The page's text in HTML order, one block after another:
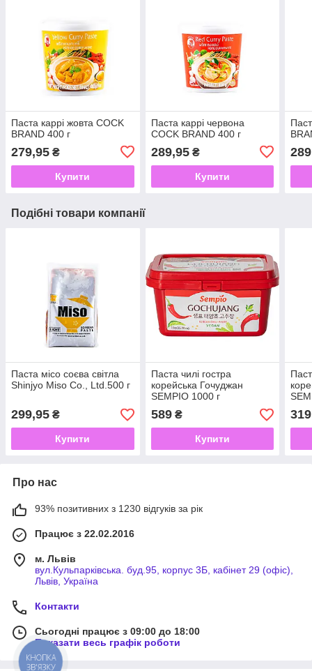
Паста каррі жовта COCK
BRAND 400 г
279,95 ₴
Купити
Паста каррі червона
COCK BRAND 400 г
289,95₴
Купити
Подібні товари компанії
Паста місо соєва світла
Shinjyo Miso Co., Ltd.500 г
299,95 ₴
Купити
Паста чилі гостра
корейська Гочуджан
SEMPIO 1000 г
589₴
Купити
Про нас
93% позитивних з 1230 відгуків за рік
Працює з 22.02.2016
м. Львів
вул.Кульпарківська. буд.95, корпус 3Б, кабінет 29 (офіс),
Львів, Україна
Контакти
Сьогодні працює з 09:00 до 18:00
Показати весь графік роботи
КНОПКА
ЗВ'ЯЗКУ